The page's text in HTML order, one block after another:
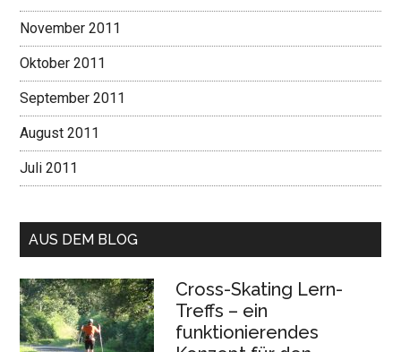
November 2011
Oktober 2011
September 2011
August 2011
Juli 2011
AUS DEM BLOG
Cross-Skating Lern-
Treffs – ein
funktionierendes